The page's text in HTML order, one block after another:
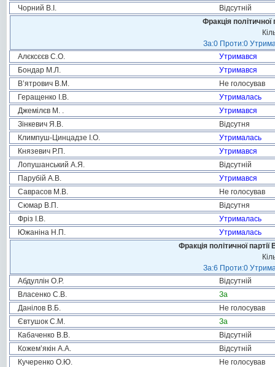
Чорний В.І.
Відсутній
Фракція
За:0 Проти:0
Алєксєєв С.О.
Утримався
Бондар М.Л.
Утримався
В’ятрович В.М.
Не голосував
Геращенко І.В.
Утрималась
Джемілєв М. .
Утримався
Зінкевич Я.В.
Відсутня
Климпуш-Цинцадзе І.О.
Утрималась
Князевич Р.П.
Утримався
Лопушанський А.Я.
Відсутній
Парубій А.В.
Утримався
Саврасов М.В.
Не голосував
Сюмар В.П.
Відсутня
Фріз І.В.
Утрималась
Южаніна Н.П.
Утрималась
Фракція політичної
За:6 Проти:0
Абдуллін О.Р.
Відсутній
Власенко С.В.
За
Данілов В.Б.
Не голосував
Євтушок С.М.
За
Кабаченко В.В.
Відсутній
Кожем’якін А.А.
Відсутній
Кучеренко О.Ю.
Не голосував